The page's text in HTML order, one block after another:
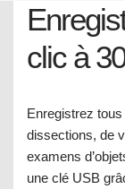
clic à
Enregistrez
dissections, de
examens
une clé USB